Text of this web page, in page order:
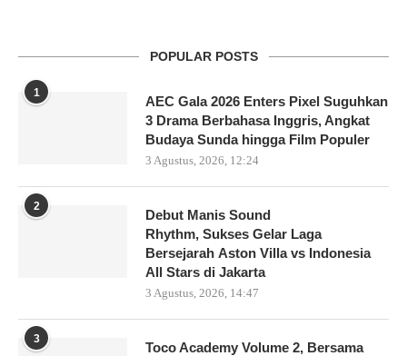
POPULAR POSTS
1
AEC Gala 2026 Enters Pixel Suguhkan
3 Drama Berbahasa Inggris, Angkat
Budaya Sunda hingga Film Populer
3 Agustus, 2026, 12:24
2
Debut Manis Sound
Rhythm, Sukses Gelar Laga
Bersejarah Aston Villa vs Indonesia
All Stars di Jakarta
3 Agustus, 2026, 14:47
3
Toco Academy Volume 2, Bersama